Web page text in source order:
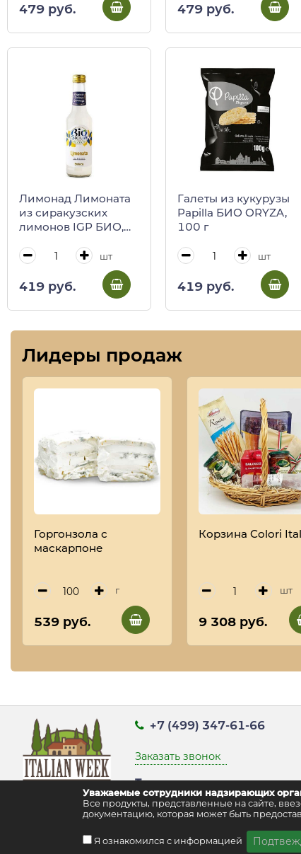
479 руб. 479 руб.
Лимонад Лимоната
из сиракузских
лимонов IGP БИО,
бут)
шт
419 руб.
Галеты из кукурузы
Papilla БИО ORYZA,
100 г
шт
419 руб.
Лидеры продаж
Горгонзола с
маскарпоне
г
539 руб.
Корзина Colori
шт
9 308 руб.
Уважаемые сотрудники надзирающих
Все продукты, представленные на сайте,
документацию, которая может быть
Я ознакомился с информацией
+7 (499) 347-61-66
Заказать звонок
Точка выдачи заказов:
г. Москва, ул. Воздвиженка д. 9
2014-2026, ITALWEEKMARKET.COM. ALL RIGHTS